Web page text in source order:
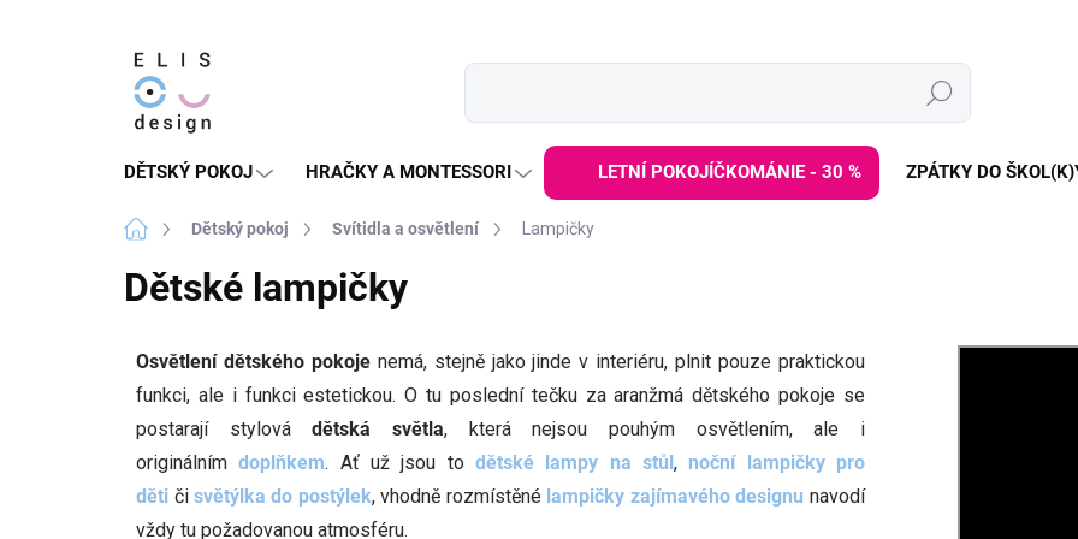
Hledat
DĚTSKÝ POKOJ HRAČKY A MONTESSORI LETNÍ POKOJÍČKOMÁNIE - 30 % ZPÁTKY DO
Domů Dětský pokoj Svítidla a osvětlení Lampičky
Dětské lampičky
Osvětlení dětského pokojenemá, stejně jako jinde v interiéru, plnit pouze praktickou
funkci, ale i funkci estetickou. O tu poslední tečku za aranžmá dětského pokoje se
postarají stylovádětská světla, která nejsou pouhým osvětlením, ale i
originálnímdoplňkem. Ať už jsou to dětské lampy na stůl, noční lampičky pro
děti či světýlka do postýlek, vhodně rozmístěné lampičky zajímavého designu navodí
vždy tu požadovanou atmosféru.